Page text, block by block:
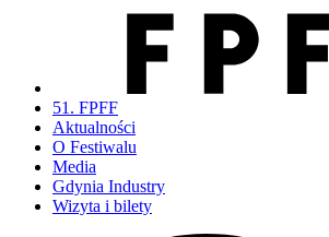
51. FPFF
Aktualności
O Festiwalu
Media
Gdynia Industry
Wizyta i bilety